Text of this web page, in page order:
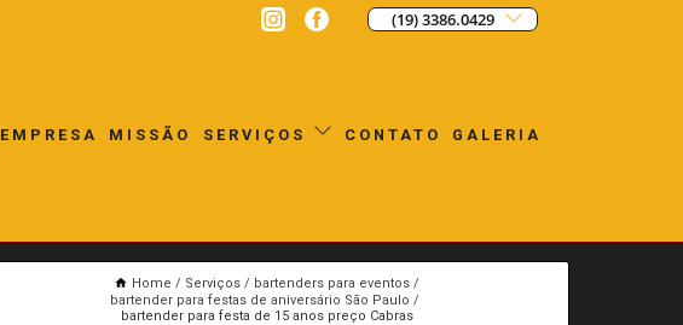
(19) 3386.0429
EMPRESA MISSÃO SERVIÇOS CONTATO GALERIA
Home Serviços
bartenders para eventos
bartender para festas de aniversário São Paulo
bartender para festa de 15 anos preço Cabras